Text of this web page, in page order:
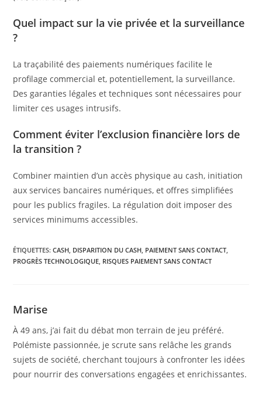
Quel impact sur lavie privée et la surveillance
?
La traçabilité des paiements numériques facilite le
profilage commercial et, potentiellement, la surveillance.
Des garanties légales et techniques sont nécessaires pour
limiter ces usages intrusifs.
Comment éviter l’exclusion financière lors de
la transition ?
Combiner maintien d’un accès physique au cash, initiation
aux services bancaires numériques, et offres simplifiées
pour les publics fragiles. La régulation doit imposer des
services minimums accessibles.
ÉTIQUETTES:CASH DISPARITION DU CASH PAIEMENT SANS CONTACT
PROGRÈS TECHNOLOGIQUE RISQUES PAIEMENT SANS CONTACT
Marise
À 49 ans, j’ai fait du débat mon terrain de jeu préféré.
Polémiste passionnée, je scrute sans relâche les grands
sujets de société, cherchant toujours à confronter les idées
pour nourrir des conversations engagées et enrichissantes.